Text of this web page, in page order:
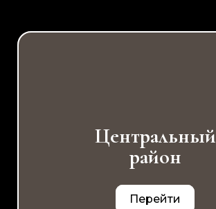
Центральный
район
Перейти